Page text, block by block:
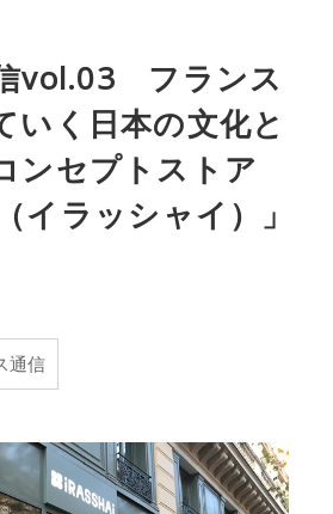
vol.03 フランス
いく日本の文化と
ンセプトストア
イラッシャイ）」
通信